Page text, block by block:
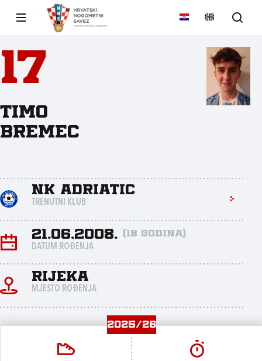
17
Timo
Bremec
NK Adriatic
TRENUTNI KLUB
21.06.2008. (18 godina)
DATUM ROĐENJA
Rijeka
MJESTO ROĐENJA
2025/26